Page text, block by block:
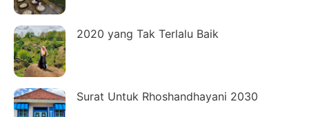
2020 yang Tak Terlalu Baik
Surat Untuk Rhoshandhayani 2030